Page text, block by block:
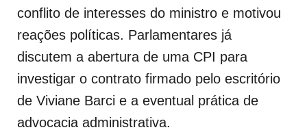
conflito de interesses do ministro e motivou
reações políticas. Parlamentares já
discutem a abertura de uma CPI para
investigar o contrato firmado pelo escritório
de Viviane Barci e a eventual prática de
advocacia administrativa.